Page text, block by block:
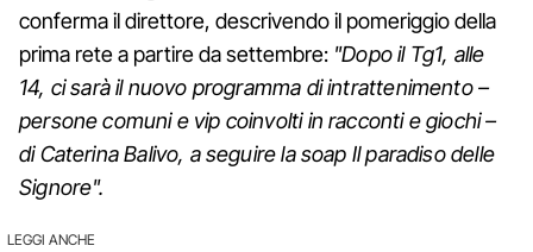
conferma il direttore, descrivendo il pomeriggio della
prima rete a partire da settembre: "Dopo il Tg1, alle
14, ci sarà il nuovo programma di intrattenimento –
persone comuni e vip coinvolti in racconti e giochi –
di Caterina Balivo, a seguire la soap Il paradiso delle
Signore".
LEGGI ANCHE